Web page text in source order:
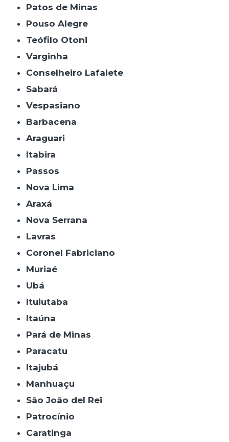
Patos de Minas
Pouso Alegre
Teófilo Otoni
Varginha
Conselheiro Lafaiete
Sabará
Vespasiano
Barbacena
Araguari
Itabira
Passos
Nova Lima
Araxá
Nova Serrana
Lavras
Coronel Fabriciano
Muriaé
Ubá
Ituiutaba
Itaúna
Pará de Minas
Paracatu
Itajubá
Manhuaçu
São João del Rei
Patrocínio
Caratinga